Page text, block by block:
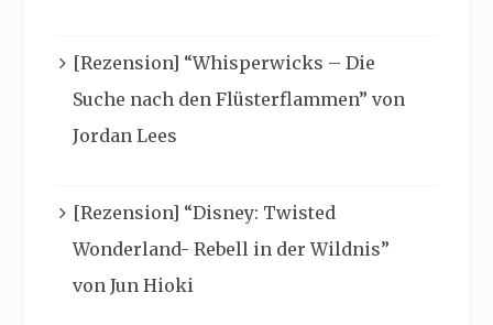
[Rezension] “Whisperwicks – Die
Suche nach den Flüsterflammen” von
Jordan Lees
[Rezension] “Disney: Twisted
Wonderland- Rebell in der Wildnis”
von Jun Hioki